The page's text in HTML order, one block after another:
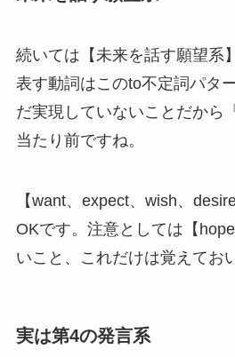
続いては【未来を話す願望系
表す動詞はこのto不定詞パタ
だ実現していないことだから
当たり前ですね。
【want、expect、wish、
OKです。注意としては【
いこと、これだけは覚えてお
実は第4の発言系